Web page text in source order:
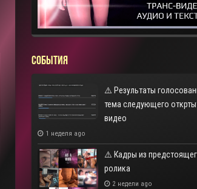
СОБЫТИЯ
⚠️ Результаты
тема следующего
видео
1 неделя ago
⚠️ Кадры из
ролика
2 недели ago